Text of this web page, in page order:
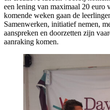
een lening van maximaal 20 euro
komende weken gaan de
Samenwerken, initiatief nemen,
aanspreken en doorzetten zijn
aanraking komen.